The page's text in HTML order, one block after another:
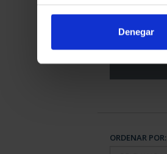
Denegar
ORDENAR POR: